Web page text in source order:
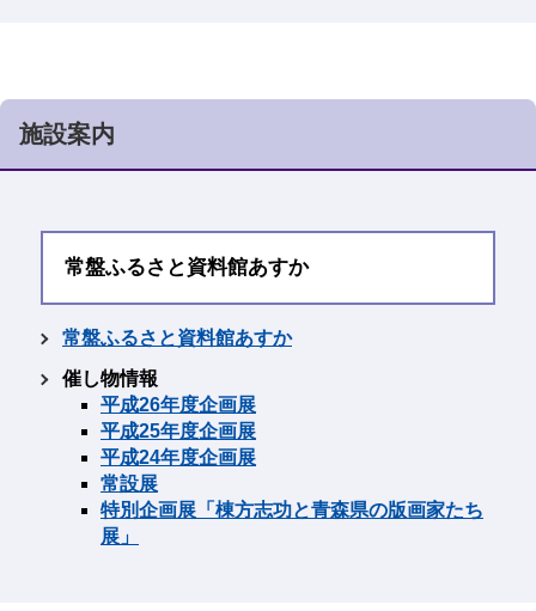
施設案内
常盤ふるさと資料館あすか
常盤ふるさと資料館あすか
催し物情報
平成26年度企画展
平成25年度企画展
平成24年度企画展
常設展
特別企画展「棟方志功と青森県の版画家たち
展」